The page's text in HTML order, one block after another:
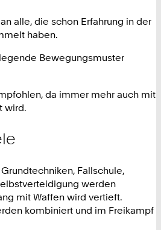
alle, die schon Erfahrung in der
haben.
Bewegungsmuster
da immer mehr auch mit
wird.
Fallschule,
werden
mit Waffen wird vertieft.
kombiniert und im Freikampf